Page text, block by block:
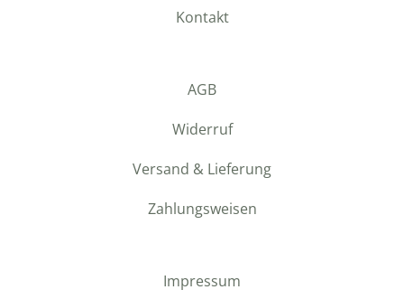
Kontakt
AGB
Widerruf
Versand & Lieferung
Zahlungsweisen
Impressum